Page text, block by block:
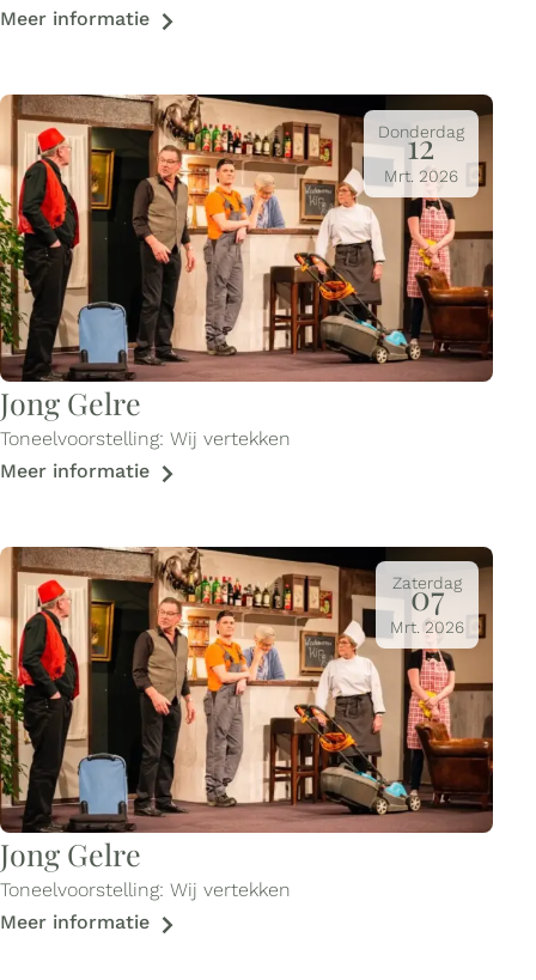
Meer informatie
Donderdag
12
Mrt. 2026
Jong Gelre
Toneelvoorstelling: Wij vertekken
Meer informatie
Zaterdag
07
Mrt. 2026
Jong Gelre
Toneelvoorstelling: Wij vertekken
Meer informatie